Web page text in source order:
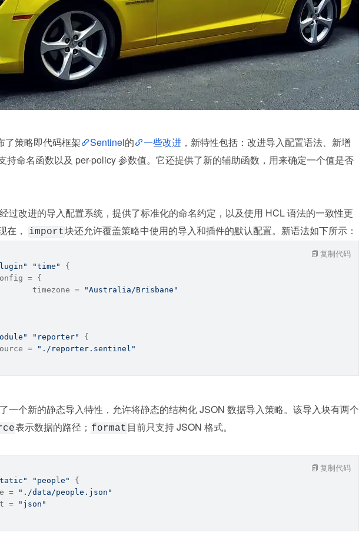
了策略即代码框架 Sentinel的 一些改进 ，新特性包括：改进导入配置语法、新增
持命名函数以及 per-policy 参数值。它还提供了新的辅助函数，用来确定一个值是否
过改进的导入配置系统，提供了标准化的命名约定，以及使用 HCL 语法的一致性更
在，
import块还允许覆盖策略中使用的导入和插件的默认配置。新语法如下所示：
"time"
{
= {
		timezone =
"Australia/Brisbane"
"reporter"
{
=
"./reporter.sentinel"
复制代码
一个新的静态导入特性，允许将静态的结构化 JSON 数据导入策略。该导入块有两个
表示数据的路径； format 目前只支持 JSON 格式。
"people"
{
=
"./data/people.json"
=
"json"
复制代码